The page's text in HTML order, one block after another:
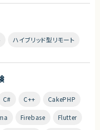
ハイブリッド型リモート
C# C++ CakePHP
Firebase Flutter